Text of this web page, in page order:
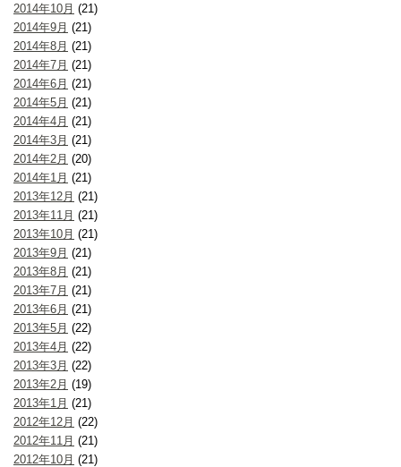
2014年10月 (21)
2014年9月 (21)
2014年8月 (21)
2014年7月 (21)
2014年6月 (21)
2014年5月 (21)
2014年4月 (21)
2014年3月 (21)
2014年2月 (20)
2014年1月 (21)
2013年12月 (21)
2013年11月 (21)
2013年10月 (21)
2013年9月 (21)
2013年8月 (21)
2013年7月 (21)
2013年6月 (21)
2013年5月 (22)
2013年4月 (22)
2013年3月 (22)
2013年2月 (19)
2013年1月 (21)
2012年12月 (22)
2012年11月 (21)
2012年10月 (21)